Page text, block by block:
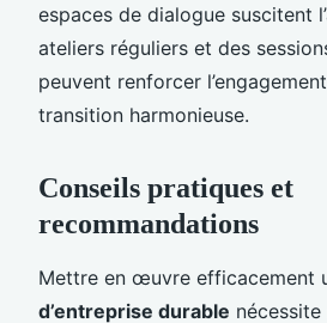
espaces de dialogue suscitent
ateliers réguliers et des
peuvent renforcer
transition harmonieuse.
Conseils pratiques et
recommandations
Mettre en œuvre efficacement
d’entreprise durable